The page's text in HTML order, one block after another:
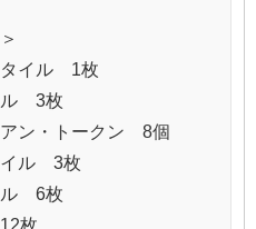
タイル 1枚
ル 3枚
アン・トークン 8個
イル 3枚
ル 6枚
枚